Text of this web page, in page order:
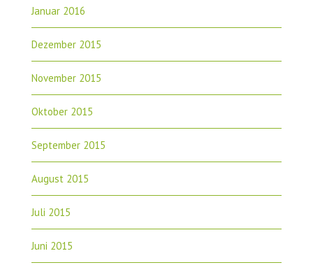
Januar 2016
Dezember 2015
November 2015
Oktober 2015
September 2015
August 2015
Juli 2015
Juni 2015